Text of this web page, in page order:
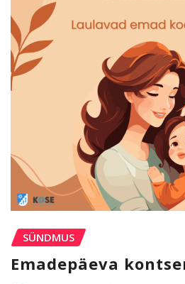
SÜNDMUS
Emadepäeva